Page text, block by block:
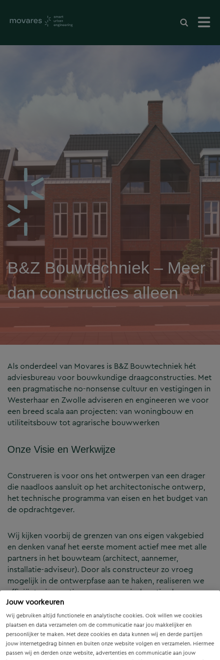
Jouw voorkeuren
Wij gebruiken altijd functionele en analytische cookies. Ook willen we cookies
plaatsen en data verzamelen om de communicatie naar jou makkelijker en
persoonlijker te maken. Met deze cookies en data kunnen wij en derde partijen
jouw internetgedrag binnen en buiten onze website volgen en verzamelen. Hiermee
passen wij en derden onze website, advertenties en communicatie aan jouw
B&Z Bouwtechniek – Meer
dan constructies alleen
Als onderdeel van Movares is B&Z Bouwtechniek hét
adviesbureau voor bouwkundige draagconstructies. Met
een pragmatische no-nonsense cultuur en vestigingen in
Westerhaar en Zwolle adviseren en engineeren we voor
een breed scala aan projecten: van woningbouw en
utiliteitsbouw tot agrarische bouwwerken
Onze Visie en Werkwijze
Construeren is voor ons het ontwerpen van een drager
die naadloos aansluit op het architectonische ontwerp,
het technische programma van eisen en het budget van
de opdrachtgever.
Wij kijken voorbij de grenzen van ons eigen vakgebied
en denken vanaf het eerste moment actief mee met alle
partners in het bouwteam (architect, aannemer,
installatie-adviseur). Door als constructeur zo vroeg
mogelijk in de ontwerpfase aan te haken, realiseren we
efficiënte, innovatieve en economisch optimale
constructies — voor zowel nieuwbouw als renovatie.
Onze Expertises en Activiteiten
B&Z Bouwtechniek verzorgt het volledige constructieve